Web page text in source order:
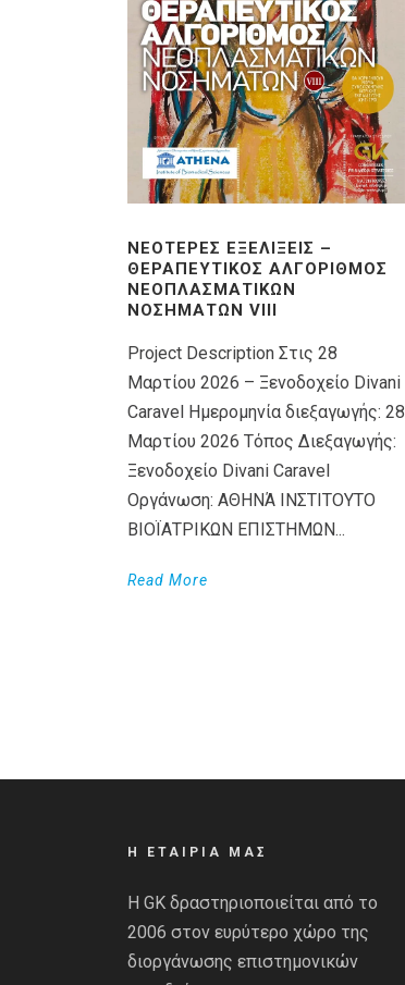
ΝΕΌΤΕΡΕΣ ΕΞΕΛΊΞΕΙΣ –
ΘΕΡΑΠΕΥΤΙΚΌΣ ΑΛΓΌΡΙΘΜΟΣ
ΝΕΟΠΛΑΣΜΑΤΙΚΏΝ
ΝΟΣΗΜΆΤΩΝ VIIΙ
Project Description Στις 28
Μαρτίου 2026 – Ξενοδοχείο Divani
Caravel Ημερομηνία διεξαγωγής: 28
Μαρτίου 2026 Τόπος Διεξαγωγής:
Ξενοδοχείο Divani Caravel
Οργάνωση: ΑΘΗΝΆ ΙΝΣΤΙΤΟΥΤΟ
ΒΙΟΪΑΤΡΙΚΩΝ ΕΠΙΣΤΗΜΩΝ...
Read More
Η ΕΤΑΙΡΙΑ ΜΑΣ
Η GK δραστηριοποιείται από το
2006 στον ευρύτερο χώρο της
διοργάνωσης επιστημονικών